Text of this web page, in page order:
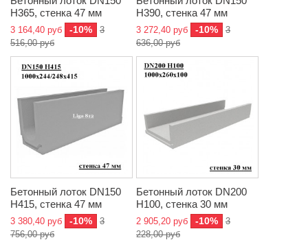
H365, стенка 47 мм
3 164,40 руб -10%
3
516,00 руб
H390, стенка 47 мм
3 272,40 руб -10%
3
636,00 руб
Бетонный лоток DN150
H415, стенка 47 мм
3 380,40 руб -10%
3
756,00 руб
Бетонный лоток DN200
H100, стенка 30 мм
2 905,20 руб -10%
3
228,00 руб